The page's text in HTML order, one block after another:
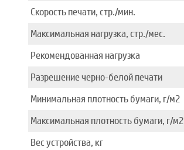
Скорость печати, стр./мин.
Максимальная нагрузка, стр./мес.
Рекомендованная нагрузка
Разрешение черно-белой печати
Минимальная плотность бумаги, г/м2
Максимальная плотность бумаги, г/м2
Вес устройства, кг